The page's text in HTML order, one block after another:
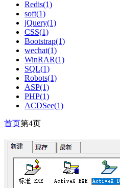
Redis(1)
soft(1)
jQuery(1)
CSS(1)
Bootstrap(1)
wechat(1)
WinRAR(1)
SQL(1)
Robots(1)
ASP(1)
PHP(1)
ACDSee(1)
首页第4页